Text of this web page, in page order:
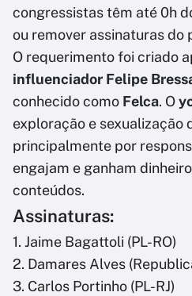
congressistas têm até 0h
ou remover assinaturas do
O requerimento foi criado
influenciador Felipe
conhecido como Felca. O
exploração e sexualização
principalmente por
engajam e ganham
conteúdos.
Assinaturas:
1. Jaime Bagattoli (PL-RO)
2. Damares Alves
3. Carlos Portinho (PL-RJ)